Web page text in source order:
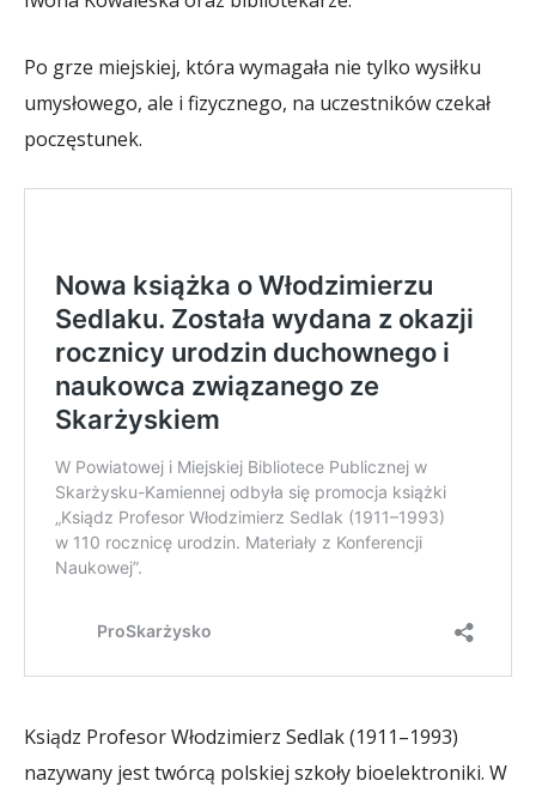
Po grze miejskiej, która wymagała nie tylko wysiłku
umysłowego, ale i fizycznego, na uczestników czekał
poczęstunek.
Ksiądz Profesor Włodzimierz Sedlak (1911–1993)
nazywany jest twórcą polskiej szkoły bioelektroniki. W